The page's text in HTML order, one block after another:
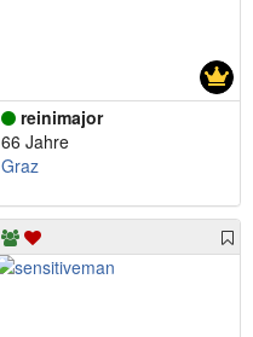
reinimajor
66 Jahre
Graz